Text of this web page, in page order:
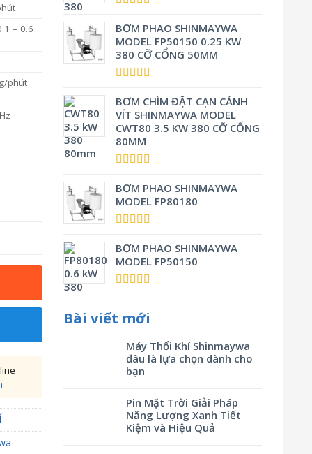
hạng 5.005
sao
BƠM PHAO SHINMAYWA
MODEL FP50150 0.25 KW
380 CỠ CỔNG 50MM
hạng 5.005
sao
BƠM CHÌM ĐẶT CẠN CÁNH
VÍT SHINMAYWA MODEL
CWT80 3.5 KW 380 CỠ CỔNG
80MM
hạng 5.005
sao
BƠM PHAO SHINMAYWA
MODEL FP80180
hạng 5.005
sao
BƠM PHAO SHINMAYWA
MODEL FP50150
sao
Bài viết mới
Máy Thổi Khí Shinmaywa
đâu là lựa chọn dành cho
bạn
Pin Mặt Trời Giải Pháp
Năng Lượng Xanh Tiết
Kiệm và Hiệu Quả
– 0.6
phút